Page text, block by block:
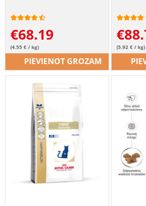
€68.19
(4.55 € / kg)
PIEVIENOT GROZAM
€
(5.92 € / kg)